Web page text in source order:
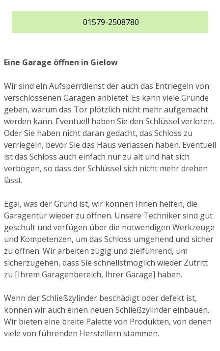
01579-2508780
Eine Garage öffnen in Gielow
Wir sind ein Aufsperrdienst der auch das Entriegeln von
verschlossenen Garagen anbietet. Es kann viele Gründe
geben, warum das Tor plötzlich nicht mehr aufgemacht
werden kann. Eventuell haben Sie den Schlüssel verloren.
Oder Sie haben nicht daran gedacht, das Schloss zu
verriegeln, bevor Sie das Haus verlassen haben. Eventuell
ist das Schloss auch einfach nur zu alt und hat sich
verbogen, so dass der Schlüssel sich nicht mehr drehen
lässt.
Egal, was der Grund ist, wir können Ihnen helfen, die
Garagentür wieder zu öffnen. Unsere Techniker sind gut
geschult und verfügen über die notwendigen Werkzeuge
und Kompetenzen, um das Schloss umgehend und sicher
zu öffnen. Wir arbeiten zügig und zielführend, um
sicherzugehen, dass Sie schnellstmöglich wieder Zutritt
zu [Ihrem Garagenbereich, Ihrer Garage] haben.
Wenn der Schließzylinder beschädigt oder defekt ist,
können wir auch einen neuen Schließzylinder einbauen.
Wir bieten eine breite Palette von Produkten, von denen
viele von führenden Herstellern stammen.